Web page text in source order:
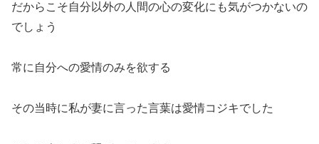
だからこそ自分以外の人間の心の変化にも気がつかないの
でしょう
常に自分への愛情のみを欲する
その当時に私が妻に言った言葉は愛情コジキでした